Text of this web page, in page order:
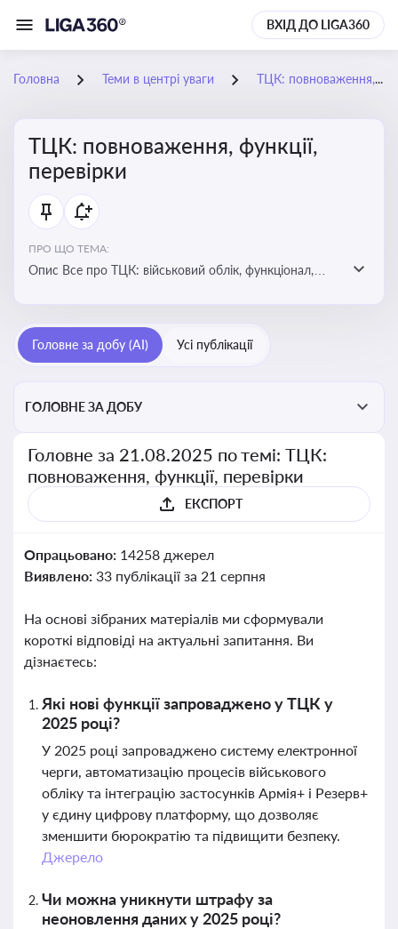
ВХІД ДО LIGA360
Головна Теми в центрі уваги ТЦК: повноваження, функції, перевірки
ТЦК: повноваження, функції,
перевірки
ПРО ЩО ТЕМА:
Опис Все про ТЦК: військовий облік, функціонал,
Головне за добу (AI) Усі публікації
ГОЛОВНЕ ЗА ДОБУ
Головне за 21.08.2025 по темі: ТЦК:
повноваження, функції, перевірки
ЕКСПОРТ
Опрацьовано: 14258 джерел
Виявлено: 33 публікації за 21 серпня
На основі зібраних матеріалів ми сформували
короткі відповіді на актуальні запитання. Ви
дізнаєтесь:
Які нові функції запроваджено у ТЦК у
2025 році?
У 2025 році запроваджено систему електронної
черги, автоматизацію процесів військового
обліку та інтеграцію застосунків Армія+ і Резерв+
у єдину цифрову платформу, що дозволяє
зменшити бюрократію та підвищити безпеку.
Джерело
Чи можна уникнути штрафу за
неоновлення даних у 2025 році?